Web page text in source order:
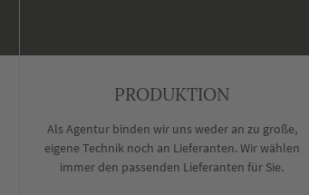
PRODUKTION
Als Agentur binden wir uns weder an zu große,
eigene Technik noch an Lieferanten. Wir wählen
immer den passenden Lieferanten für Sie.